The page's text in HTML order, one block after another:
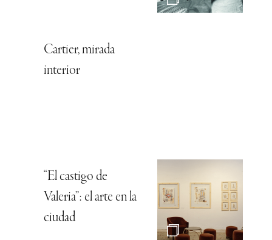
Cartier, mirada
interior
“El castigo de
Valeria”: el arte en la
ciudad